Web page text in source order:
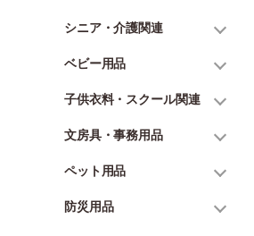
シニア・介護関連
ベビー用品
子供衣料・スクール関連
文房具・事務用品
ペット用品
防災用品